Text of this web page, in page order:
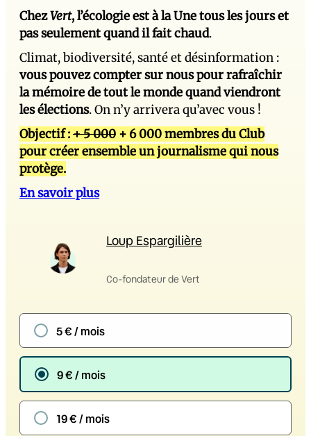
ChezVert, l’écologie est à la Une tous les jours et
pas seulement quand il fait chaud.
Climat, biodiversité, santé et désinformation :
vous pouvez compter sur nous pour rafraîchir
la mémoire de tout le monde quand viendront
les élections. On n’y arrivera qu’avec vous !
Objectif :+ 5 000 + 6 000 membres du Club
pour créer ensemble un journalisme qui nous
protège.
En savoir plus
Loup Espargilière
Co-fondateur de Vert
5 € / mois
9 € / mois
19 € / mois